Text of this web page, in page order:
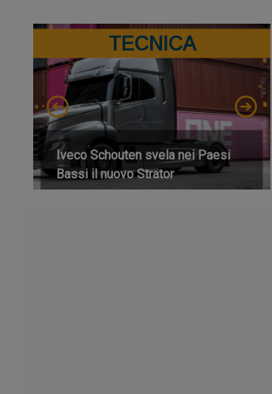
TECNICA
Iveco Schouten svela nei Paesi
Bassi il nuovo Strator